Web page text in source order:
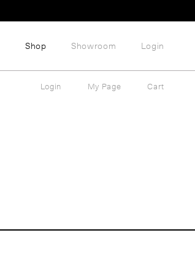
Shop Showroom Login
Login My Page Cart